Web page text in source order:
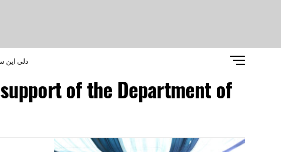
دلی این
of the Department of